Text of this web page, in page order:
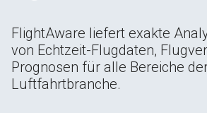
FlightAware liefert exakte
von Echtzeit-Flugdaten,
Prognosen für alle Bereiche
Luftfahrtbranche.